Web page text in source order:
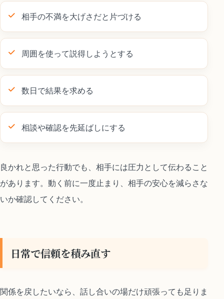
相手の不満を大げさだと片づける
周囲を使って説得しようとする
数日で結果を求める
相談や確認を先延ばしにする
良かれと思った行動でも、相手には圧力として伝わること
があります。動く前に一度止まり、相手の安心を減らさな
いか確認してください。
日常で信頼を積み直す
関係を戻したいなら、話し合いの場だけ頑張っても足りま